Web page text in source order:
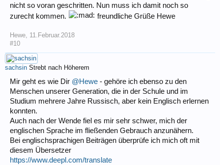
nicht so voran geschritten. Nun muss ich damit noch so
zurecht kommen.
freundliche Grüße Hewe
Hewe 11.Februar.2018
#10
sachsin Strebt nach Höherem
Mir geht es wie Dir @Hewe - gehöre ich ebenso zu den
Menschen unserer Generation, die in der Schule und im
Studium mehrere Jahre Russisch, aber kein Englisch erlernen
konnten.
Auch nach der Wende fiel es mir sehr schwer, mich der
englischen Sprache im fließenden Gebrauch anzunähern.
Bei englischsprachigen Beiträgen überprüfe ich mich oft mit
diesem Übersetzer
https://www.deepl.com/translate